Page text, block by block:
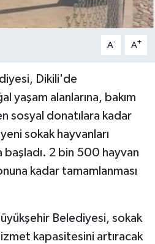
A- A+
Dikili'de
yaşam alanlarına, bakım
sosyal donatılara kadar
sokak hayvanları
başladı. 2 bin 500 hayvan
kadar tamamlanması
Belediyesi, sokak
kapasitesini artıracak